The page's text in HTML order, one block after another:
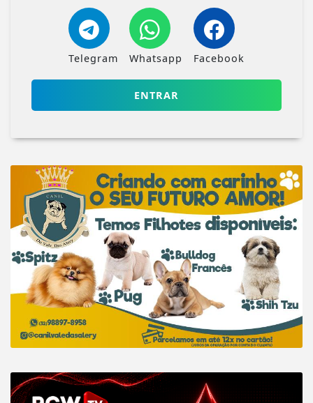
Telegram Whatsapp Facebook
ENTRAR